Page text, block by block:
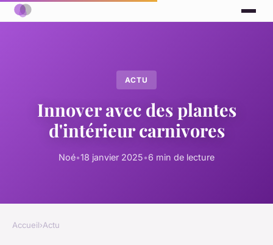
ACTU
Innover avec des plantes
d'intérieur carnivores
Noé•18 janvier 2025•6 min de lecture
Accueil›Actu